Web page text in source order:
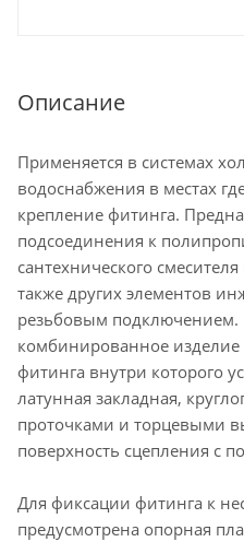
Описание
Применяется в системах
водоснабжения в местах
крепление фитинга.
подсоединения к
сантехнического
также других элементов
резьбовым подключением.
комбинированное
фитинга внутри которого
латунная закладная,
проточками и торцевыми
поверхность сцепления с
Для фиксации фитинга к
предусмотрена опорная